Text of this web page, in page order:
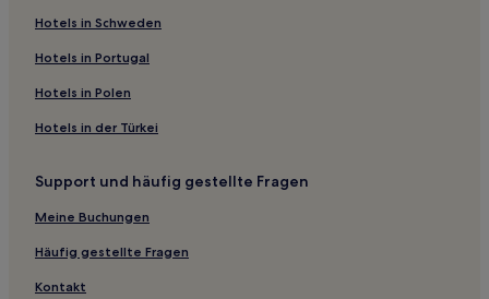
Familien in Göhren
Haustierfreundliche in Sagard
Hotels mit Parkplatz in Rügen
Haustierfreundliche in Rügen
Familien in Rügen
Hotels mit Pool in Rügen
Familien in Putbus
Haustierfreundliche in Putbus
Hotels in Schweden
Hotels in Portugal
Hotels in Polen
Hotels in der Türkei
Support und häufig gestellte Fragen
Meine Buchungen
Häufig gestellte Fragen
Kontakt